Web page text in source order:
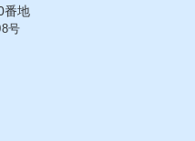
番地
号